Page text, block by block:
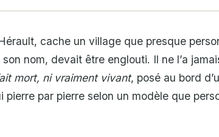
cache un village que presque
nom, devait être englouti. Il ne l’a
mort, ni vraiment vivant, posé au bord
pierre par pierre selon un modèle que